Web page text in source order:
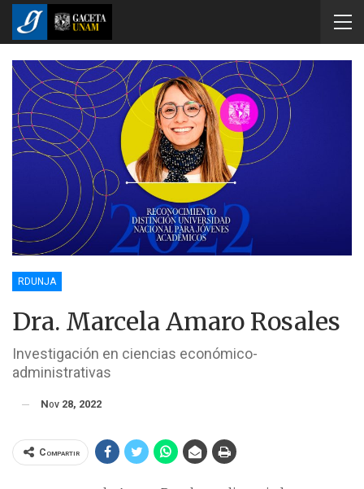
RDUNJA
Dra. Marcela Amaro Rosales
Investigación en ciencias económico-
administrativas
Nov 28, 2022
Compartir